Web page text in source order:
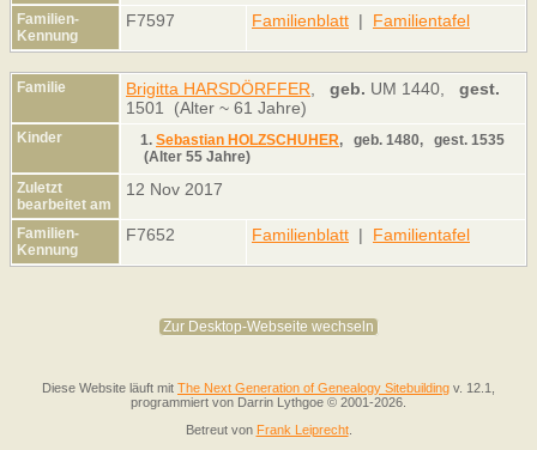
Familien-
Kennung
F7597 Familienblatt | Familientafel
Familie Brigitta HARSDÖRFFER geb. UM 1440, gest.
1501 (Alter ~ 61 Jahre)
Kinder 1. Sebastian HOLZSCHUHER, geb. 1480, gest. 1535
(Alter 55 Jahre)
Zuletzt
bearbeitet am
12 Nov 2017
Familien-
Kennung
F7652 Familienblatt | Familientafel
Zur Desktop-Webseite wechseln
Diese Website läuft mit The Next Generation of Genealogy Sitebuilding v. 12.1,
programmiert von Darrin Lythgoe © 2001-2026.
Betreut von Frank Leiprecht.